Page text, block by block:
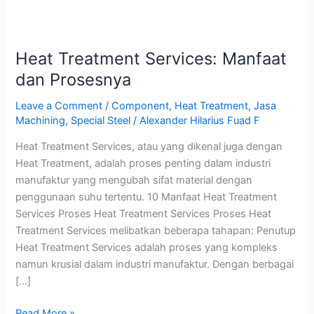
Heat Treatment Services: Manfaat
dan Prosesnya
Leave a Comment /Component, Heat Treatment,Jasa
Machining, Special Steel /Alexander Hilarius Fuad F
Heat Treatment Services, atau yang dikenal juga dengan
Heat Treatment, adalah proses penting dalam industri
manufaktur yang mengubah sifat material dengan
penggunaan suhu tertentu. 10 Manfaat Heat Treatment
Services Proses Heat Treatment Services Proses Heat
Treatment Services melibatkan beberapa tahapan: Penutup
Heat Treatment Services adalah proses yang kompleks
namun krusial dalam industri manufaktur. Dengan berbagai
[…]
Services:
Manfaat
Prosesnya